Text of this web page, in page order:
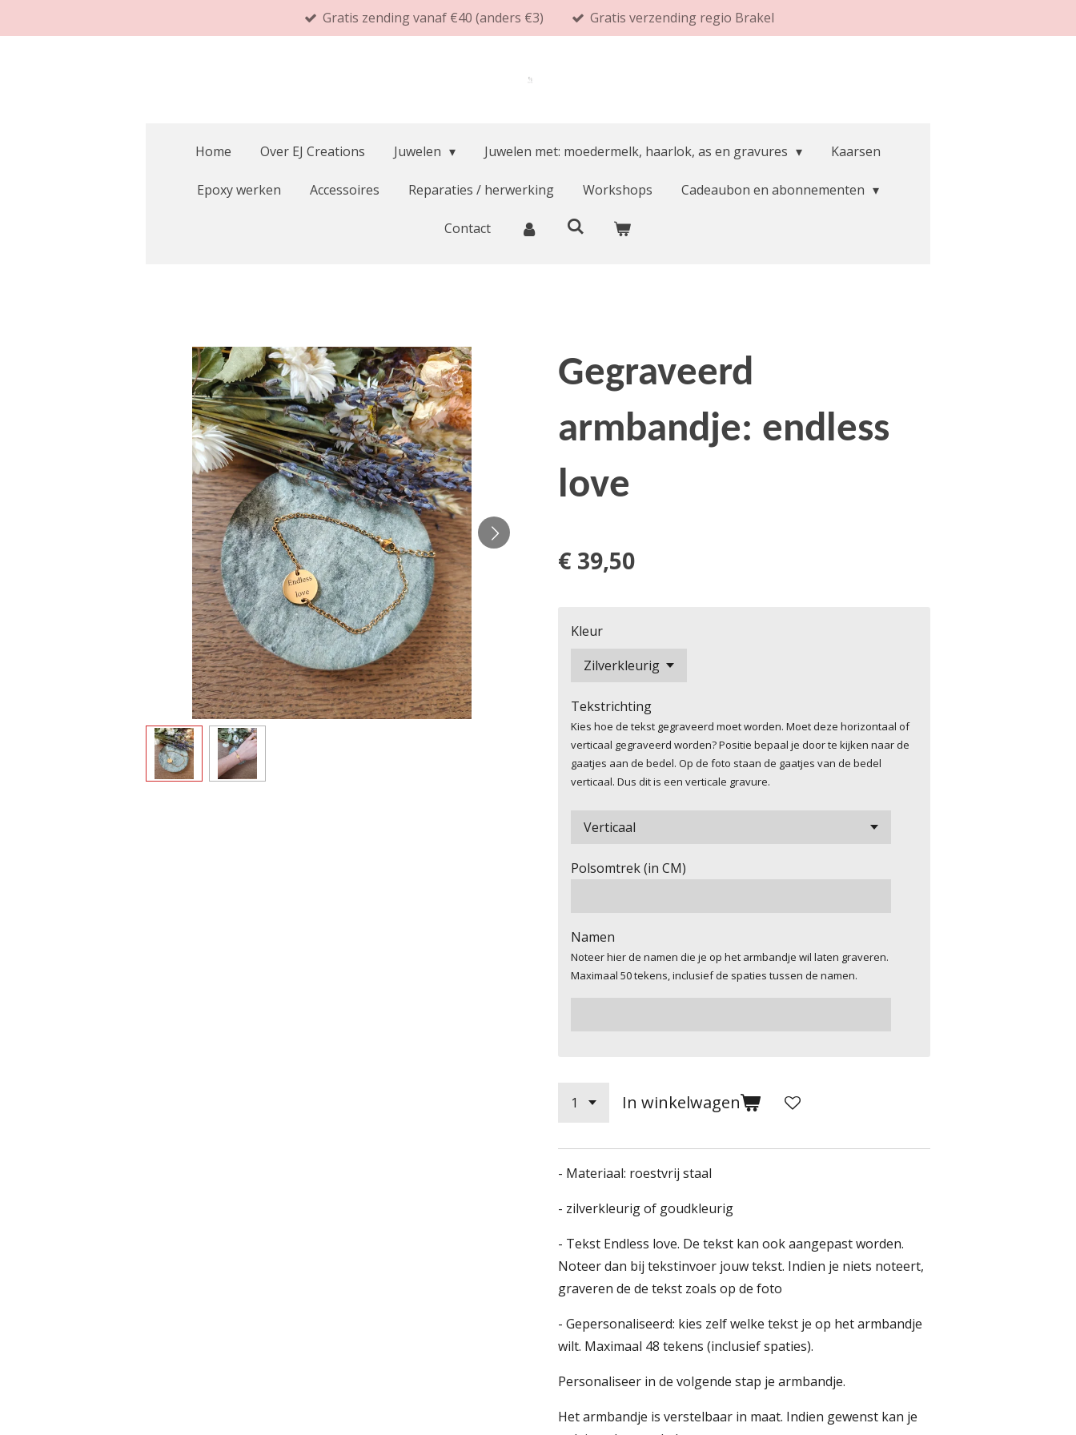
direct
Gratis zending vanaf €40 (anders €3) Gratis verzending regio Brakel
Home Over EJ Creations Juwelen Juwelen met: moedermelk, haarlok, as en gravures Kaarsen
Epoxy werken Accessoires Reparaties / herwerking Workshops Cadeaubon en abonnementen
Contact
Gegraveerd
armbandje: endless
love
€ 39,50
Kleur
Tekstrichting
Kies hoe de tekst gegraveerd moet worden. Moet deze horizontaal of
verticaal gegraveerd worden? Positie bepaal je door te kijken naar de
gaatjes aan de bedel. Op de foto staan de gaatjes van de bedel
verticaal. Dus dit is een verticale gravure.
Polsomtrek (in CM)
Namen
Noteer hier de namen die je op het armbandje wil laten graveren.
Maximaal 50 tekens, inclusief de spaties tussen de namen.
In winkelwagen
- Materiaal: roestvrij staal
- zilverkleurig of goudkleurig
- Tekst Endless love. De tekst kan ook aangepast worden.
Noteer dan bij tekstinvoer jouw tekst. Indien je niets noteert,
graveren de de tekst zoals op de foto
- Gepersonaliseerd: kies zelf welke tekst je op het armbandje
wilt. Maximaal 48 tekens (inclusief spaties).
Personaliseer in de volgende stap je armbandje.
Het armbandje is verstelbaar in maat. Indien gewenst kan je